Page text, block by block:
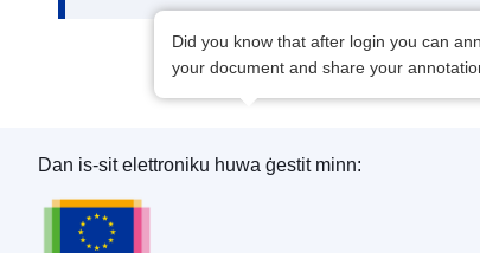
Did you know that after login you can
your document and share your
L-Uffiċċju tal-Pubblikazzjonijiet tal-Unjoni
Dan is-sit elettroniku huwa ġestit minn: